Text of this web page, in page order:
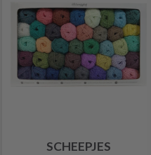
SCHEEPJES